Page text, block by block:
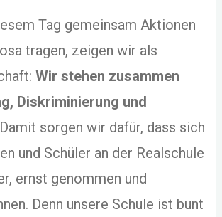
Tag gemeinsam Aktionen
tragen, zeigen wir als
Wir stehen zusammen
Diskriminierung und
Damit sorgen wir dafür, dass sich
und Schüler an der Realschule
ernst genommen und
Denn unsere Schule ist bunt